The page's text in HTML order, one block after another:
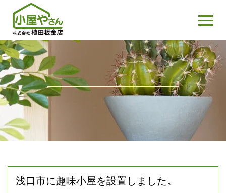
浅口市に趣味小屋を設置しました。